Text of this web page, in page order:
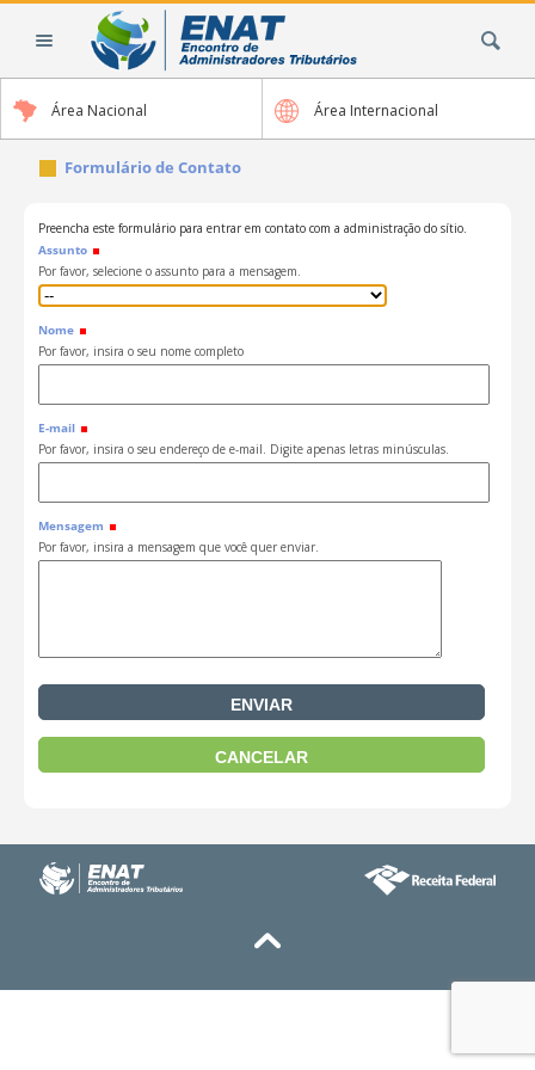
Área Nacional Área Internacional
Formulário de Contato
Preencha este formulário para entrar em contato com a administração do sítio.
Assunto
Por favor, selecione o assunto para a mensagem.
Nome
Por favor, insira o seu nome completo
E-mail
Por favor, insira o seu endereço de e-mail. Digite apenas letras minúsculas.
Mensagem
Por favor, insira a mensagem que você quer enviar.